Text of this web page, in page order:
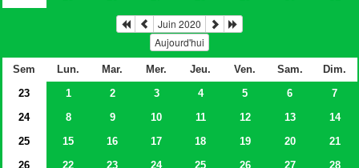
Juin 2020
Aujourd'hui
Sem Lun. Mar. Mer. Jeu. Ven. Sam.
Dim.
23
1 2 3 4 5 6
7
24
8 9 10 11 12 13
14
25
15 16 17 18 19 20
21
26
22 23 24 25 26 27
28